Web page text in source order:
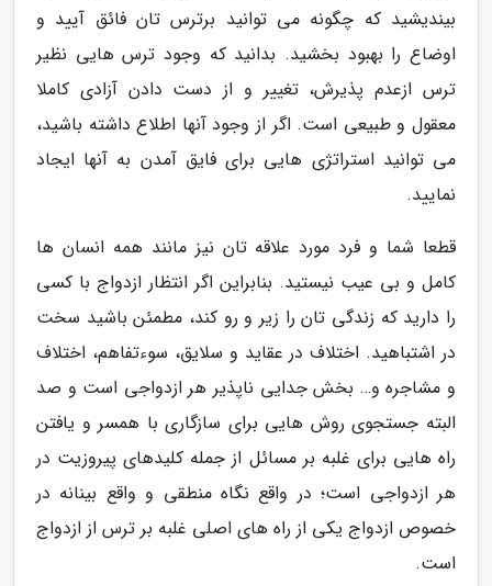
بیندیشید که چگونه می توانید برترس تان فائق آیید و
اوضاع را بهبود بخشید. بدانید که وجود ترس هایی نظیر
ترس ازعدم پذیرش، تغییر و از دست دادن آزادی کاملا
معقول و طبیعی است. اگر از وجود آنها اطلاع داشته باشید،
می توانید استراتژی هایی برای فایق آمدن به آنها ایجاد
نمایید.
قطعا شما و فرد مورد علاقه تان نیز مانند همه انسان ها
کامل و بی عیب نیستید. بنابراین اگر انتظار ازدواج با کسی
را دارید که زندگی تان را زیر و رو کند، مطمئن باشید سخت
در اشتباهید. اختلاف در عقاید و سلایق، سوءتفاهم، اختلاف
و مشاجره و… بخش جدایی ناپذیر هر ازدواجی است و صد
البته جستجوی روش هایی برای سازگاری با همسر و یافتن
راه هایی برای غلبه بر مسائل از جمله کلیدهای پیروزیت در
هر ازدواجی است؛ در واقع نگاه منطقی و واقع بینانه در
خصوص ازدواج یکی از راه های اصلی غلبه بر ترس از ازدواج
است.